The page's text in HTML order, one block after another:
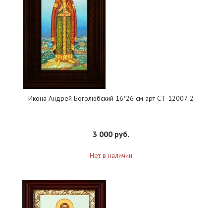
Икона Андрей Боголюбский 16*26 см арт СТ-12007-2
3 000 руб.
Нет в наличии